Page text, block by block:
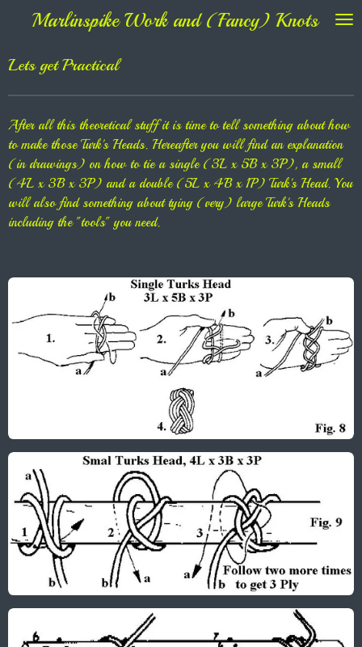
de
hoofdinhoud
Marlinspike Work and (Fancy) Knots
Lets get Practical
After all this theoretical stuff it is time to tell something about how
to make those Turk's Heads. Hereafter you will find an explanation
(in drawings) on how to tie a single (3L x 5B x 3P), a small
(4L x 3B x 3P) and a double (5L x 4B x 1P) Turk's Head. You
will also find something about tying (very) large Turk's Heads
including the "tools" you need.